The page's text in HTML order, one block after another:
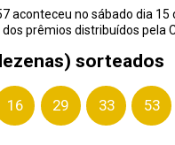
aconteceu no sábado dia
prêmios distribuídos pela
sorteados
16 29 33 53